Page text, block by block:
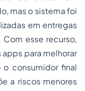
mas o sistema foi
em entregas
esse recurso,
apps para melhorar
consumidor final
a riscos menores